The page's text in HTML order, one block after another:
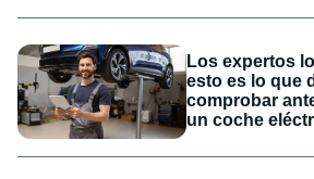
Los expertos
esto es lo que
comprobar
un coche